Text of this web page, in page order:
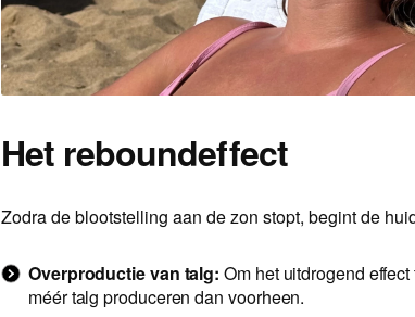
Het reboundeffect
Zodra de blootstelling aan de zon stopt, begint de
Overproductie van talg: Om het uitdrogend
méér talg produceren dan voorheen.